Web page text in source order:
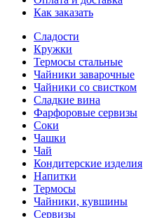
Как заказать
Сладости
Кружки
Термосы стальные
Чайники заварочные
Чайники со свистком
Сладкие вина
Фарфоровые сервизы
Соки
Чашки
Чай
Кондитерские изделия
Напитки
Термосы
Чайники, кувшины
Сервизы